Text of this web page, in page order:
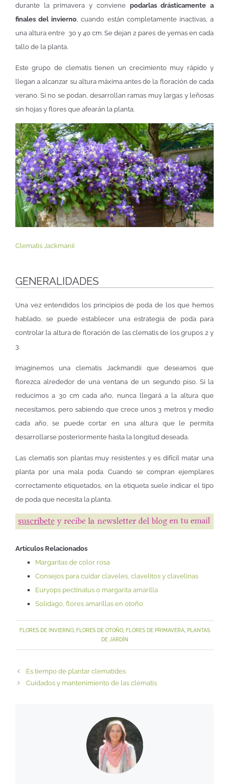
durante la primavera y conviene podarlas drásticamente a
finales del invierno , cuando están completamente inactivas, a
una altura entre 30 y 40 cm. Se dejan 2 pares de yemas en cada
tallo de la planta.
Este grupo de clematis tienen un crecimiento muy rápido y
llegan a alcanzar su altura máxima antes de la floración de cada
verano. Si no se podan, desarrollan ramas muy largas y leñosas
sin hojas y flores que afearán la planta.
Clematis Jackmanii
GENERALIDADES
Una vez entendidos los principios de poda de los que hemos
hablado, se puede establecer una estrategia de poda para
controlar la altura de floración de las clematis de los grupos 2 y
3.
Imaginemos una clematis Jackmandii que deseamos que
florezca alrededor de una ventana de un segundo piso. Si la
reducimos a 30 cm cada año, nunca llegará a la altura que
necesitamos, pero sabiendo que crece unos 3 metros y medio
cada año, se puede cortar en una altura que le permita
desarrollarse posteriormente hasta la longitud deseada.
Las clematis son plantas muy resistentes y es difícil matar una
planta por una mala poda. Cuando se compran ejemplares
correctamente etiquetados, en la etiqueta suele indicar el tipo
de poda que necesita la planta.
Artículos Relacionados
Margaritas de color rosa
Consejos para cuidar claveles, clavelitos y clavelinas
Euryops pectinatus o margarita amarilla
Solidago, flores amarillas en otoño
FLORES DE INVIERNO, FLORES DE OTOÑO, FLORES DE PRIMAVERA, PLANTAS
DE JARDÍN
Es tiempo de plantar clematides
Cuidados y mantenimiento de las clematis